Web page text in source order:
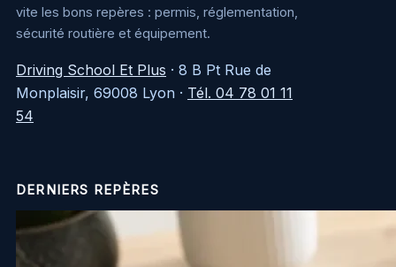
vite les bons repères : permis, réglementation,
sécurité routière et équipement.
Driving School Et Plus · 8 B Pt Rue de
Monplaisir, 69008 Lyon · Tél. 04 78 01 11
54
DERNIERS REPÈRES